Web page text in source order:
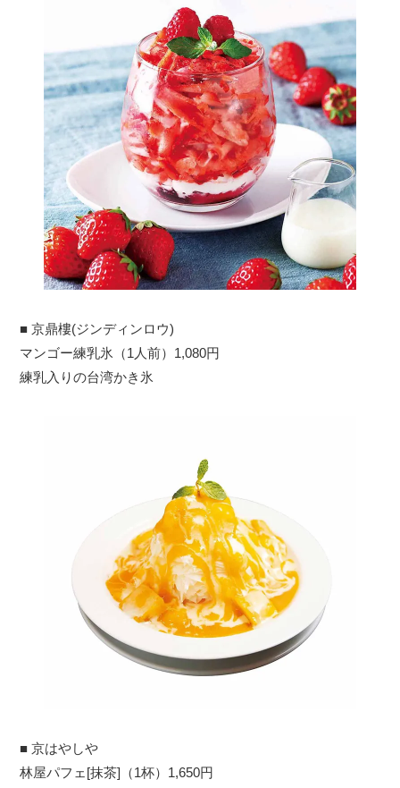
■ 京鼎樓(ジンディンロウ)
マンゴー練乳氷（1人前）1,080円
練乳入りの台湾かき氷
■ 京はやしや
林屋パフェ[抹茶]（1杯）1,650円